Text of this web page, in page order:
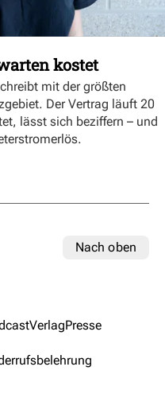
kostet
mit der größten
Der Vertrag läuft 20
lässt sich beziffern – und
Nach oben
VerlagPresse